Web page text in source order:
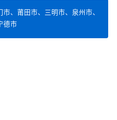
、莆田市、三明市、泉州市、
德市